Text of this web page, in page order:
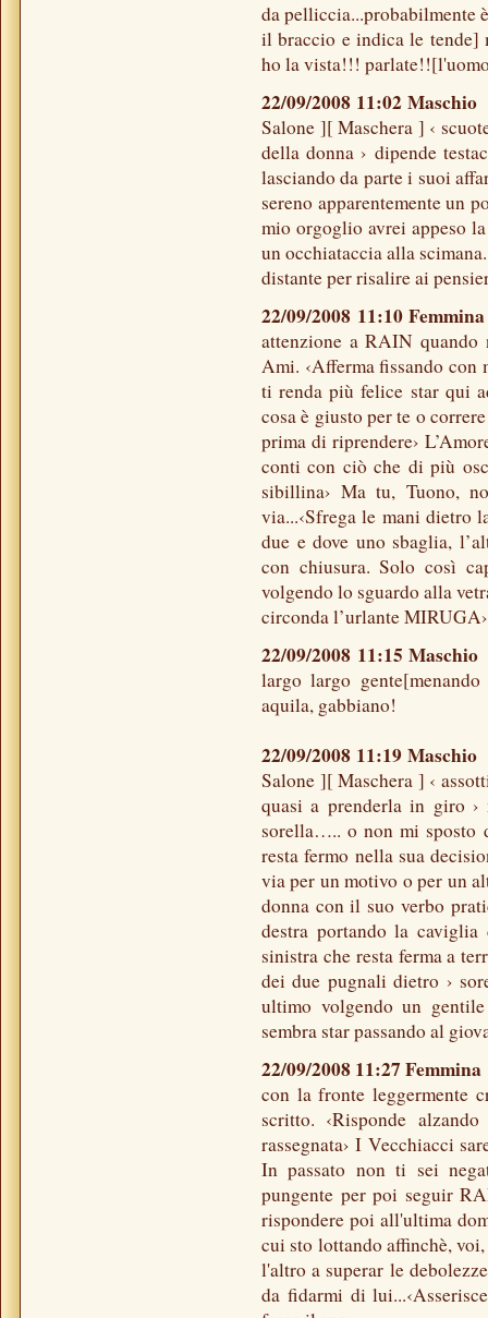
da pelliccia...probabilmente
il braccio e indica le tende]
ho la vista!!!
22/09/2008 11:02
Salone ][ Maschera ] ‹
della donna › dipende
lasciando da parte i suoi
sereno apparentemente un
mio orgoglio avrei appeso
un occhiataccia alla
distante per risalire ai
22/09/2008 11:10
attenzione a RAIN quando
Ami. ‹Afferma fissando con
ti renda più felice star qui
cosa è giusto per te o
prima di riprendere›
conti con ciò che di più
sibillina› Ma tu, Tuono,
via...‹Sfrega le mani dietro
due e dove uno sbaglia,
con chiusura. Solo così
volgendo lo sguardo alla
circonda l’urlante MIRUGA›
22/09/2008 11:15
largo largo
aquila, gabbiano!
22/09/2008 11:19
Salone ][ Maschera ] ‹
quasi a prenderla in giro
sorella….. o non mi sposto
resta fermo nella sua
via per un motivo o per un
donna con il suo verbo
destra portando la
sinistra che resta ferma a
dei due pugnali dietro ›
ultimo volgendo un
sembra star passando al
22/09/2008 11:27
con la fronte leggermente
scritto. ‹Risponde
rassegnata› I Vecchiacci
In passato non ti sei
pungente per poi seguir
rispondere poi all'ultima
cui sto lottando affinchè,
l'altro a superar le
da fidarmi di